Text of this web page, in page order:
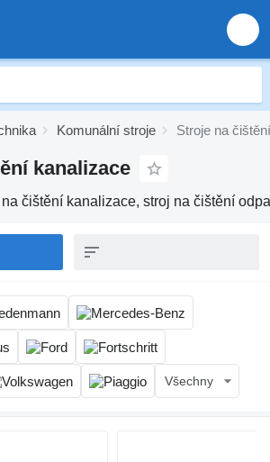
Komunální stroje Stroje na
kanalizace
čištění kanalizace, stroj na čištění
Všechny